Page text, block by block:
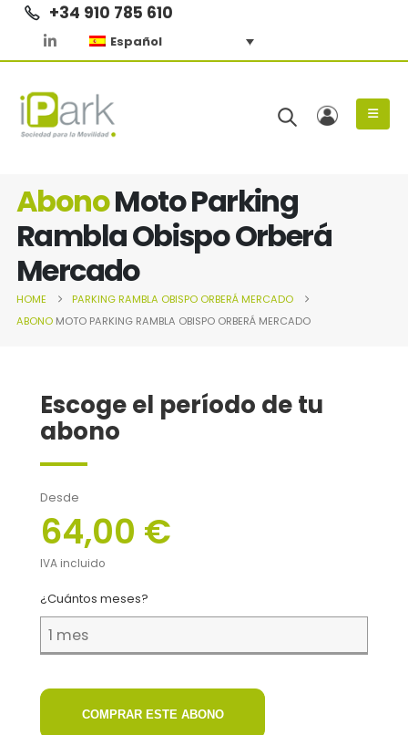
+34 910 785 610
Español
AbonoMoto Parking
Rambla Obispo Orberá
Mercado
HOME PARKINGRAMBLA OBISPO ORBERÁ MERCADO
ABONOMOTO PARKING RAMBLA OBISPO ORBERÁ MERCADO
Escoge el período de tu
abono
Desde
64,00 €
IVA incluido
¿Cuántos meses?
COMPRAR ESTE ABONO